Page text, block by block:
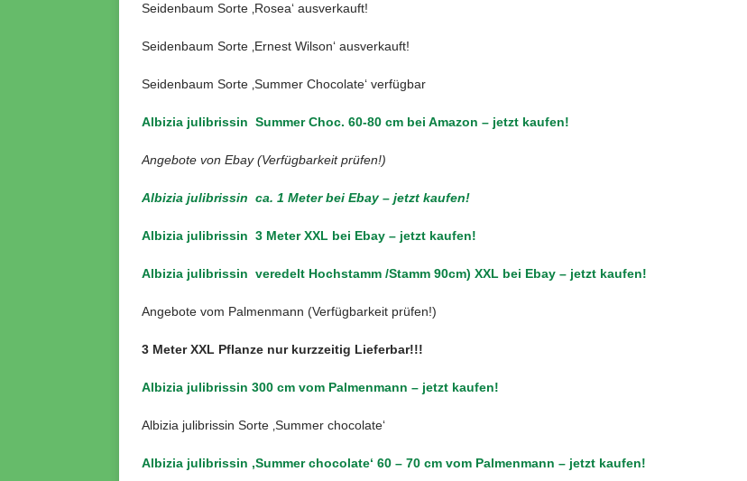
Seidenbaum Sorte ‚Rosea‘ ausverkauft!
Seidenbaum Sorte ‚Ernest Wilson‘ ausverkauft!
Seidenbaum Sorte ‚Summer Chocolate‘ verfügbar
Albizia julibrissin Summer Choc. 60-80 cm bei Amazon – jetzt kaufen!
Angebote von Ebay (Verfügbarkeit prüfen!)
Albizia julibrissin ca. 1 Meter bei Ebay – jetzt kaufen!
Albizia julibrissin 3 Meter XXL bei Ebay – jetzt kaufen!
Albizia julibrissin veredelt Hochstamm /Stamm 90cm) XXL bei Ebay – jetzt kaufen!
Angebote vom Palmenmann (Verfügbarkeit prüfen!)
3 Meter XXL Pflanze nur kurzzeitig Lieferbar!!!
Albizia julibrissin 300 cm vom Palmenmann – jetzt kaufen!
Albizia julibrissin Sorte ‚Summer chocolate‘
Albizia julibrissin ‚Summer chocolate‘ 60 – 70 cm vom Palmenmann – jetzt kaufen!